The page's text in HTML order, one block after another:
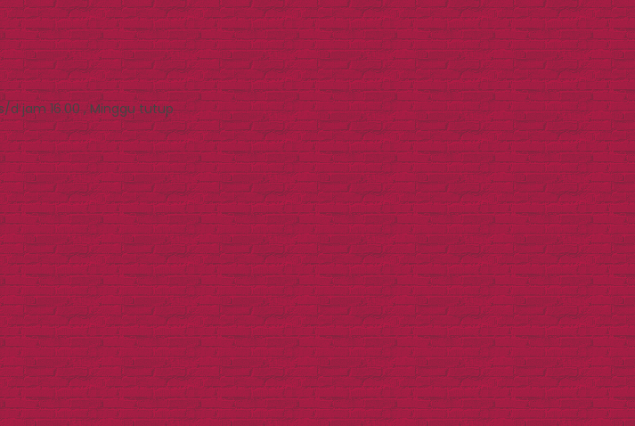
d jam 16.00 , Minggu tutup